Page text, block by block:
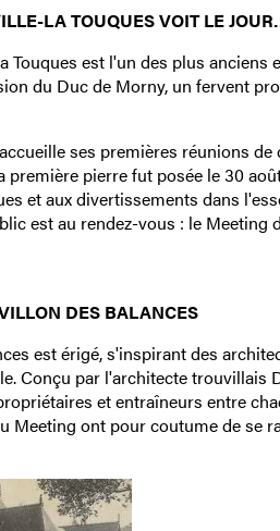
LA TOUQUES VOIT LE
Touques est l'un des plus
du Duc de Morny, un fervent
ses premières réunions
première pierre fut posée le 30
et aux divertissements dans
est au rendez-vous : le Meeting
DES BALANCES
est érigé, s'inspirant des
Conçu par l'architecte trouvillais
et entraîneurs entre
Meeting ont pour coutume de se